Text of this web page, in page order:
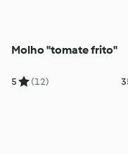
Molho "tomate frito"
5 (12)